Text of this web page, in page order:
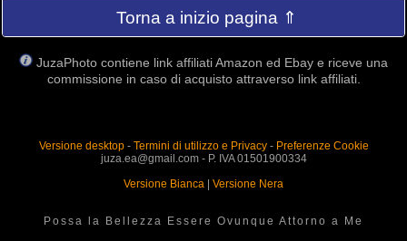
Torna a inizio pagina ⇑
JuzaPhoto contiene link affiliati Amazon ed Ebay e riceve una
commissione in caso di acquisto attraverso link affiliati.
Versione desktop- Termini di utilizzo e Privacy- Preferenze Cookie
juza.ea@gmail.com - P. IVA 01501900334
Versione Bianca | Versione Nera
Possa la Bellezza Essere Ovunque Attorno a Me